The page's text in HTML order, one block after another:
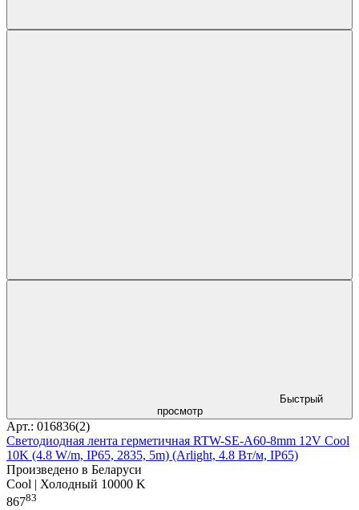
Быстрый
просмотр
Арт.: 016836(2)
Светодиодная лента герметичная RTW-SE-A60-8mm 12V Cool
10K (4.8 W/m, IP65, 2835, 5m) (Arlight, 4.8 Вт/м, IP65)
Произведено в Беларуси
Cool | Холодный 10000 K
86783